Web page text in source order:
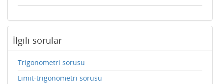
İlgili sorular
Trigonometri sorusu
Limit-trigonometri sorusu